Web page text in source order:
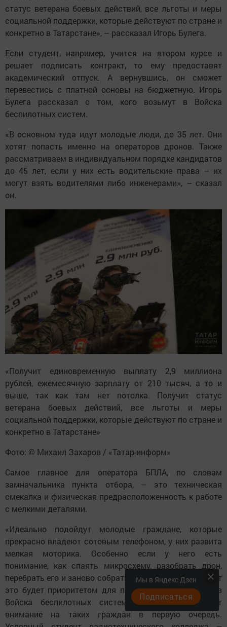
статус ветерана боевых действий, все льготы и меры
социальной поддержки, которые действуют по стране и
конкретно в Татарстане», – рассказал Игорь Булега.
Если студент, например, учится на втором курсе и
решает подписать контракт, то ему предоставят
академический отпуск. А вернувшись, он сможет
перевестись с платной основы на бюджетную. Игорь
Булега рассказал о том, кого возьмут в Войска
беспилотных систем.
«В основном туда идут молодые люди, до 35 лет. Они
хотят попасть именно на операторов дронов. Также
рассматриваем в индивидуальном порядке кандидатов
до 45 лет, если у них есть водительские права – их
могут взять водителями либо инженерами», – сказал
он.
«Получит единовременную выплату 2,9 миллиона
рублей, ежемесячную зарплату от 210 тысяч, а то и
выше, так как там нет потолка. Получит статус
ветерана боевых действий, все льготы и меры
социальной поддержки, которые действуют по стране и
конкретно в Татарстане»
Фото: © Михаил Захаров / «Татар-информ»
Самое главное для оператора БПЛА, по словам
замначальника пункта отбора, – это техническая
смекалка и физическая предрасположенность к работе
с мелкими деталями.
«Идеально подойдут молодые граждане, которые
прекрасно владеют сотовым телефоном, у них развита
мелкая моторика. Особенно если у него есть
понимание, как спаять микросхему, разобрать дрон,
перебрать его и заново собрать, перепаять антенну. Вот
это будет приоритетом для поступления на службу в
Войска беспилотных систем. Командиры обратят
внимание на таких граждан в первую очередь.
Мы в Яндекс Дзен
Подписаться